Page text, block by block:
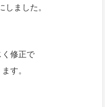
しました。
く修正で
す。